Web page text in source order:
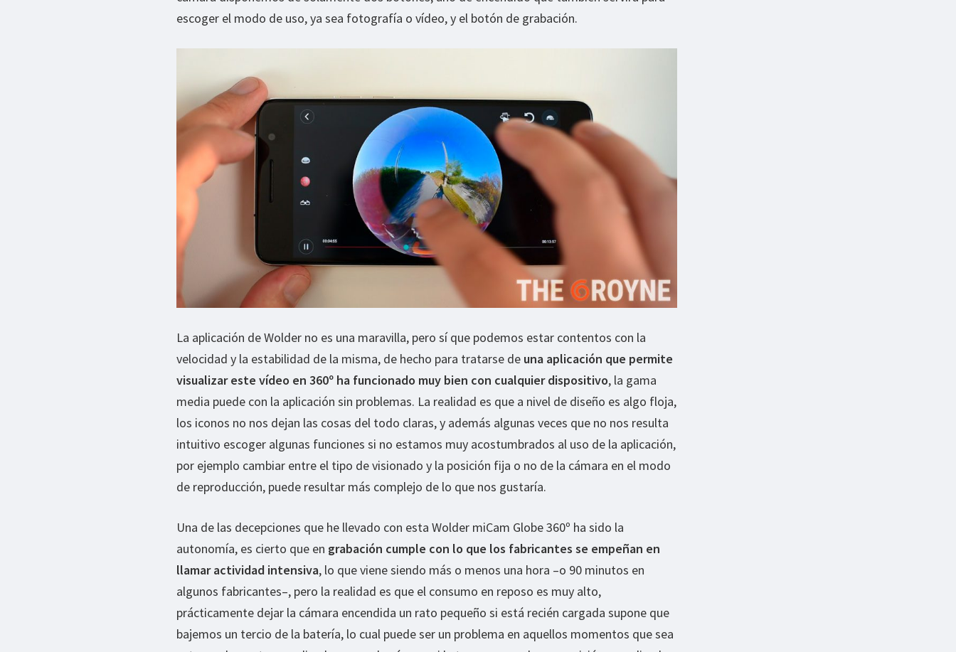
escoger el modo de uso, ya sea fotografía o vídeo, y el botón de grabación.
La aplicación de Wolder no es una maravilla, pero sí que podemos estar contentos con la
velocidad y la estabilidad de la misma, de hecho para tratarse de una aplicación que permite
visualizar este vídeo en 360º ha funcionado muy bien con cualquier dispositivo, la gama
media puede con la aplicación sin problemas. La realidad es que a nivel de diseño es algo floja,
los iconos no nos dejan las cosas del todo claras, y además algunas veces que no nos resulta
intuitivo escoger algunas funciones si no estamos muy acostumbrados al uso de la aplicación,
por ejemplo cambiar entre el tipo de visionado y la posición fija o no de la cámara en el modo
de reproducción, puede resultar más complejo de lo que nos gustaría.
Una de las decepciones que he llevado con esta Wolder miCam Globe 360º ha sido la
autonomía, es cierto que en grabación cumple con lo que los fabricantes se empeñan en
llamar actividad intensiva, lo que viene siendo más o menos una hora –o 90 minutos en
algunos fabricantes–, pero la realidad es que el consumo en reposo es muy alto,
prácticamente dejar la cámara encendida un rato pequeño si está recién cargada supone que
bajemos un tercio de la batería, lo cual puede ser un problema en aquellos momentos que sea